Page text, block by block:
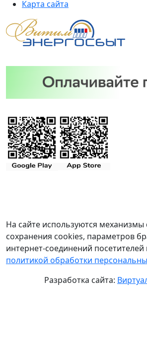
Карта сайта
На сайте используются механизмы
сохранения cookies, параметров
интернет-соединений посетителей
политикой обработки
Разработка сайта: